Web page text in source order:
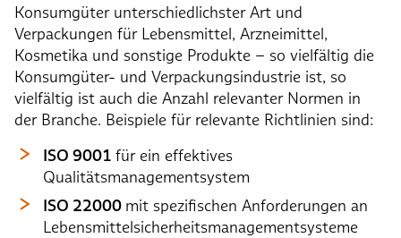
Konsumgüter unterschiedlichster Art und
Verpackungen für Lebensmittel, Arzneimittel,
Kosmetika und sonstige Produkte – so vielfältig die
Konsumgüter- und Verpackungsindustrie ist, so
vielfältig ist auch die Anzahl relevanter Normen in
der Branche. Beispiele für relevante Richtlinien sind:
ISO 9001 für ein effektives
Qualitätsmanagementsystem
ISO 22000 mit spezifischen Anforderungen an
Lebensmittelsicherheitsmanagementsysteme